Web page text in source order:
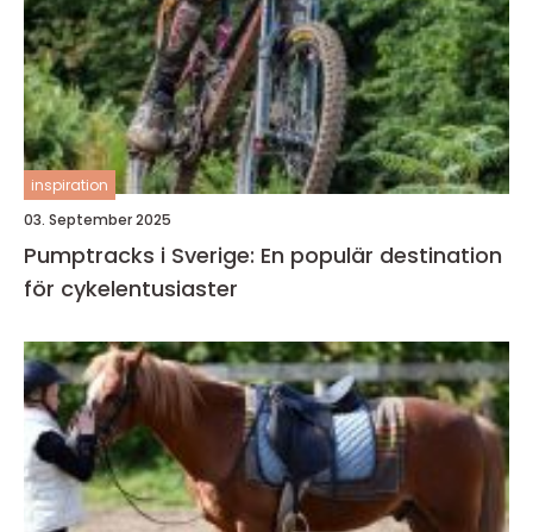
inspiration
03. September 2025
Pumptracks i Sverige: En populär destination
för cykelentusiaster